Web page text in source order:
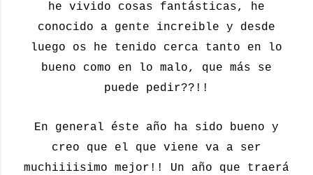
he vivido cosas fantásticas, he
conocido a gente increible y desde
luego os he tenido cerca tanto en lo
bueno como en lo malo, que más se
puede pedir??!!
En general éste año ha sido bueno y
creo que el que viene va a ser
muchiiiisimo mejor!! Un año que traerá